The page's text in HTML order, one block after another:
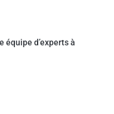
équipe d’experts à